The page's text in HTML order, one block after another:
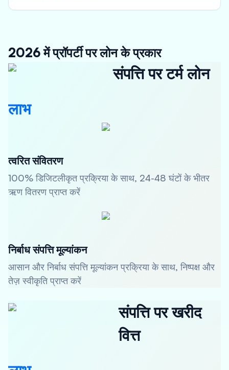
2026 में प्रॉपर्टी पर लोन के प्रकार
संपत्ति पर टर्म लोन
लाभ
त्वरित संवितरण
100% डिजिटलीकृत प्रक्रिया के साथ, 24-48 घंटों के भीतर
ऋण वितरण प्राप्त करें
निर्बाध संपत्ति मूल्यांकन
आसान और निर्बाध संपत्ति मूल्यांकन प्रक्रिया के साथ, निष्पक्ष और
तेज़ स्वीकृति प्राप्त करें
संपत्ति पर खरीद
वित्त